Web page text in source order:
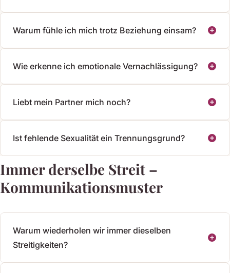
Warum fühle ich mich trotz Beziehung einsam?
Wie erkenne ich emotionale Vernachlässigung?
Liebt mein Partner mich noch?
Ist fehlende Sexualität ein Trennungsgrund?
Immer derselbe Streit –
Kommunikationsmuster
Warum wiederholen wir immer dieselben
Streitigkeiten?